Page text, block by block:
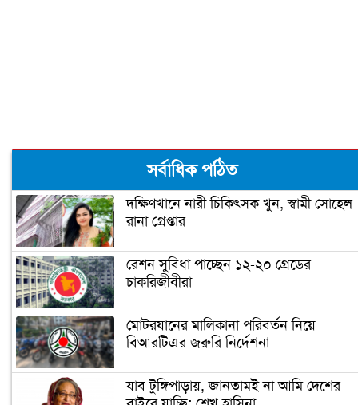
মধ্যবিত্তদের জন্য তৈরি ফ্ল্যাটের দাম আকাশ
ছোঁয়া (ভিডিও)
প্রধানমন্ত্রী আজ উদ্বোধন করবেন গোলাম
শিশু নির্যাতন ধামাচাপা দিতে ভাস্কর্যবিরোধী
অবস্থান (ভিডিও)
উদযাপনে আমন্ত্রণ
সর্বাধিক পঠিত
দক্ষিণখানে নারী চিকিৎসক খুন, স্বামী সোহেল
রানা গ্রেপ্তার
রেশন সুবিধা পাচ্ছেন ১২-২০ গ্রেডের
চাকরিজীবীরা
মোটরযানের মালিকানা পরিবর্তন নিয়ে
বিআরটিএর জরুরি নির্দেশনা
যাব টুঙ্গিপাড়ায়, জানতামই না আমি দেশের